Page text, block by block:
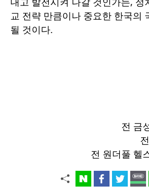
교 전략 만큼이나 중요한 한국의
될 것이다.
전 금
전 원더풀 헬